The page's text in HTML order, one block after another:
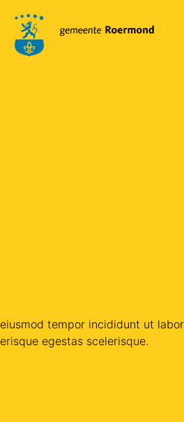
tempor incididunt ut
egestas scelerisque.